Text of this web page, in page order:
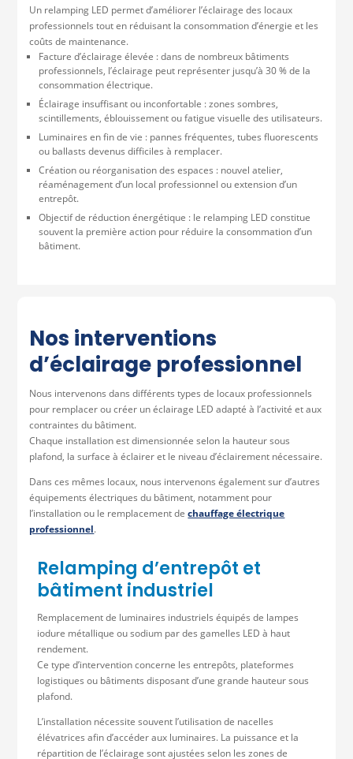
Un relamping LED permet d’améliorer l’éclairage des locaux
professionnels tout en réduisant la consommation d’énergie et les
coûts de maintenance.
Facture d’éclairage élevée : dans de nombreux bâtiments
professionnels, l’éclairage peut représenter jusqu’à 30 % de la
consommation électrique.
Éclairage insuffisant ou inconfortable : zones sombres,
scintillements, éblouissement ou fatigue visuelle des utilisateurs.
Luminaires en fin de vie : pannes fréquentes, tubes fluorescents
ou ballasts devenus difficiles à remplacer.
Création ou réorganisation des espaces : nouvel atelier,
réaménagement d’un local professionnel ou extension d’un
entrepôt.
Objectif de réduction énergétique : le relamping LED constitue
souvent la première action pour réduire la consommation d’un
bâtiment.
Nos interventions
d’éclairage professionnel
Nous intervenons dans différents types de locaux professionnels
pour remplacer ou créer un éclairage LED adapté à l’activité et aux
contraintes du bâtiment.
Chaque installation est dimensionnée selon la hauteur sous
plafond, la surface à éclairer et le niveau d’éclairement nécessaire.
Dans ces mêmes locaux, nous intervenons également sur d’autres
équipements électriques du bâtiment, notamment pour
l’installation ou le remplacement dechauffage électrique
professionnel.
Relamping d’entrepôt et
bâtiment industriel
Remplacement de luminaires industriels équipés de lampes
iodure métallique ou sodium par des gamelles LED à haut
rendement.
Ce type d’intervention concerne les entrepôts, plateformes
logistiques ou bâtiments disposant d’une grande hauteur sous
plafond.
L’installation nécessite souvent l’utilisation de nacelles
élévatrices afin d’accéder aux luminaires. La puissance et la
répartition de l’éclairage sont ajustées selon les zones de